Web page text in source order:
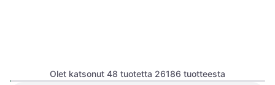
Olet katsonut 48 tuotetta 26186 tuotteesta